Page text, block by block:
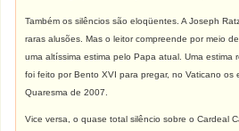
Também os silêncios são eloqüentes. A Joseph
raras alusões. Mas o leitor compreende por meio
uma altíssima estima pelo Papa atual. Uma estima
foi feito por Bento XVI para pregar, no Vaticano os
Quaresma de 2007.
Vice versa, o quase total silêncio sobre o Cardeal